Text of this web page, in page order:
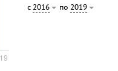
с 2016 по 2019